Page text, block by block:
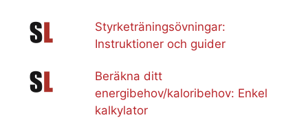
Styrketräningsövningar:
Instruktioner och guider
Beräkna ditt
energibehov/kaloribehov: Enkel
kalkylator